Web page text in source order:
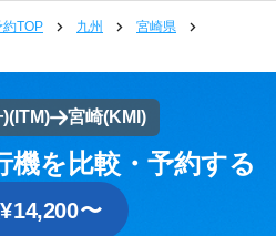
TOP 九州
宮崎県
)(ITM) 宮崎(KMI)
機を比較・予約する
¥14,200〜